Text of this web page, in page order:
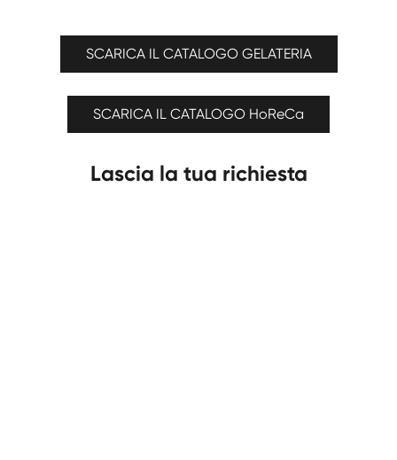
SCARICA IL CATALOGO GELATERIA
SCARICA IL CATALOGO HoReCa
Lascia la tua richiesta